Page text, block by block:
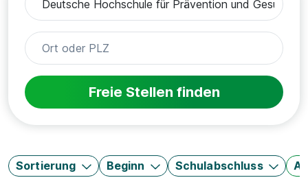
Freie Stellen finden
Sortierung Beginn Schulabschluss